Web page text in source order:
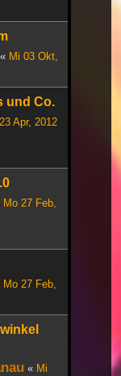
« Mi 03 Okt,
und Co.
Apr, 2012
Mo 27 Feb,
Mo 27 Feb,
« Mi